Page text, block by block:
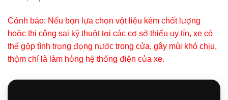
Cảnh báo: Nếu bạn lựa chọn vật liệu kém chất lượng
hoặc thi công sai kỹ thuật tại các cơ sở thiếu uy tín, xe có
thể gặp tình trạng đọng nước trong cửa, gây mùi khó chịu,
thậm chí là làm hỏng hệ thống điện của xe.